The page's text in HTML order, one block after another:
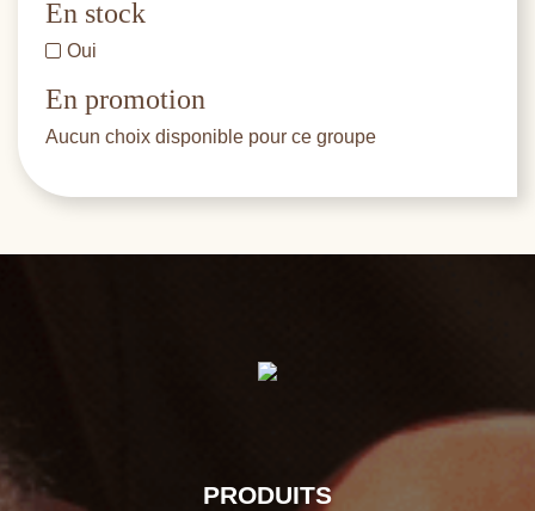
En stock
Oui
En promotion
Aucun choix disponible pour ce groupe
PRODUITS